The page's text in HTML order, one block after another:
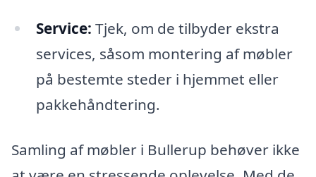
Service: Tjek, om de tilbyder ekstra
services, såsom montering af møbler
på bestemte steder i hjemmet eller
pakkehåndtering.
Samling af møbler i Bullerup behøver ikke